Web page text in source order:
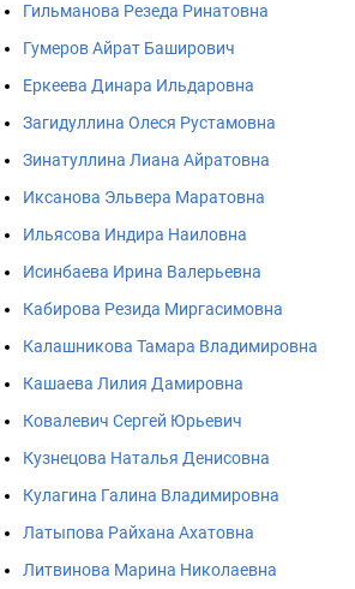
Гильманова Резеда Ринатовна
Гумеров Айрат Баширович
Еркеева Динара Ильдаровна
Загидуллина Олеся Рустамовна
Зинатуллина Лиана Айратовна
Иксанова Эльвера Маратовна
Ильясова Индира Наиловна
Исинбаева Ирина Валерьевна
Кабирова Резида Миргасимовна
Калашникова Тамара Владимировна
Кашаева Лилия Дамировна
Ковалевич Сергей Юрьевич
Кузнецова Наталья Денисовна
Кулагина Галина Владимировна
Латыпова Райхана Ахатовна
Литвинова Марина Николаевна